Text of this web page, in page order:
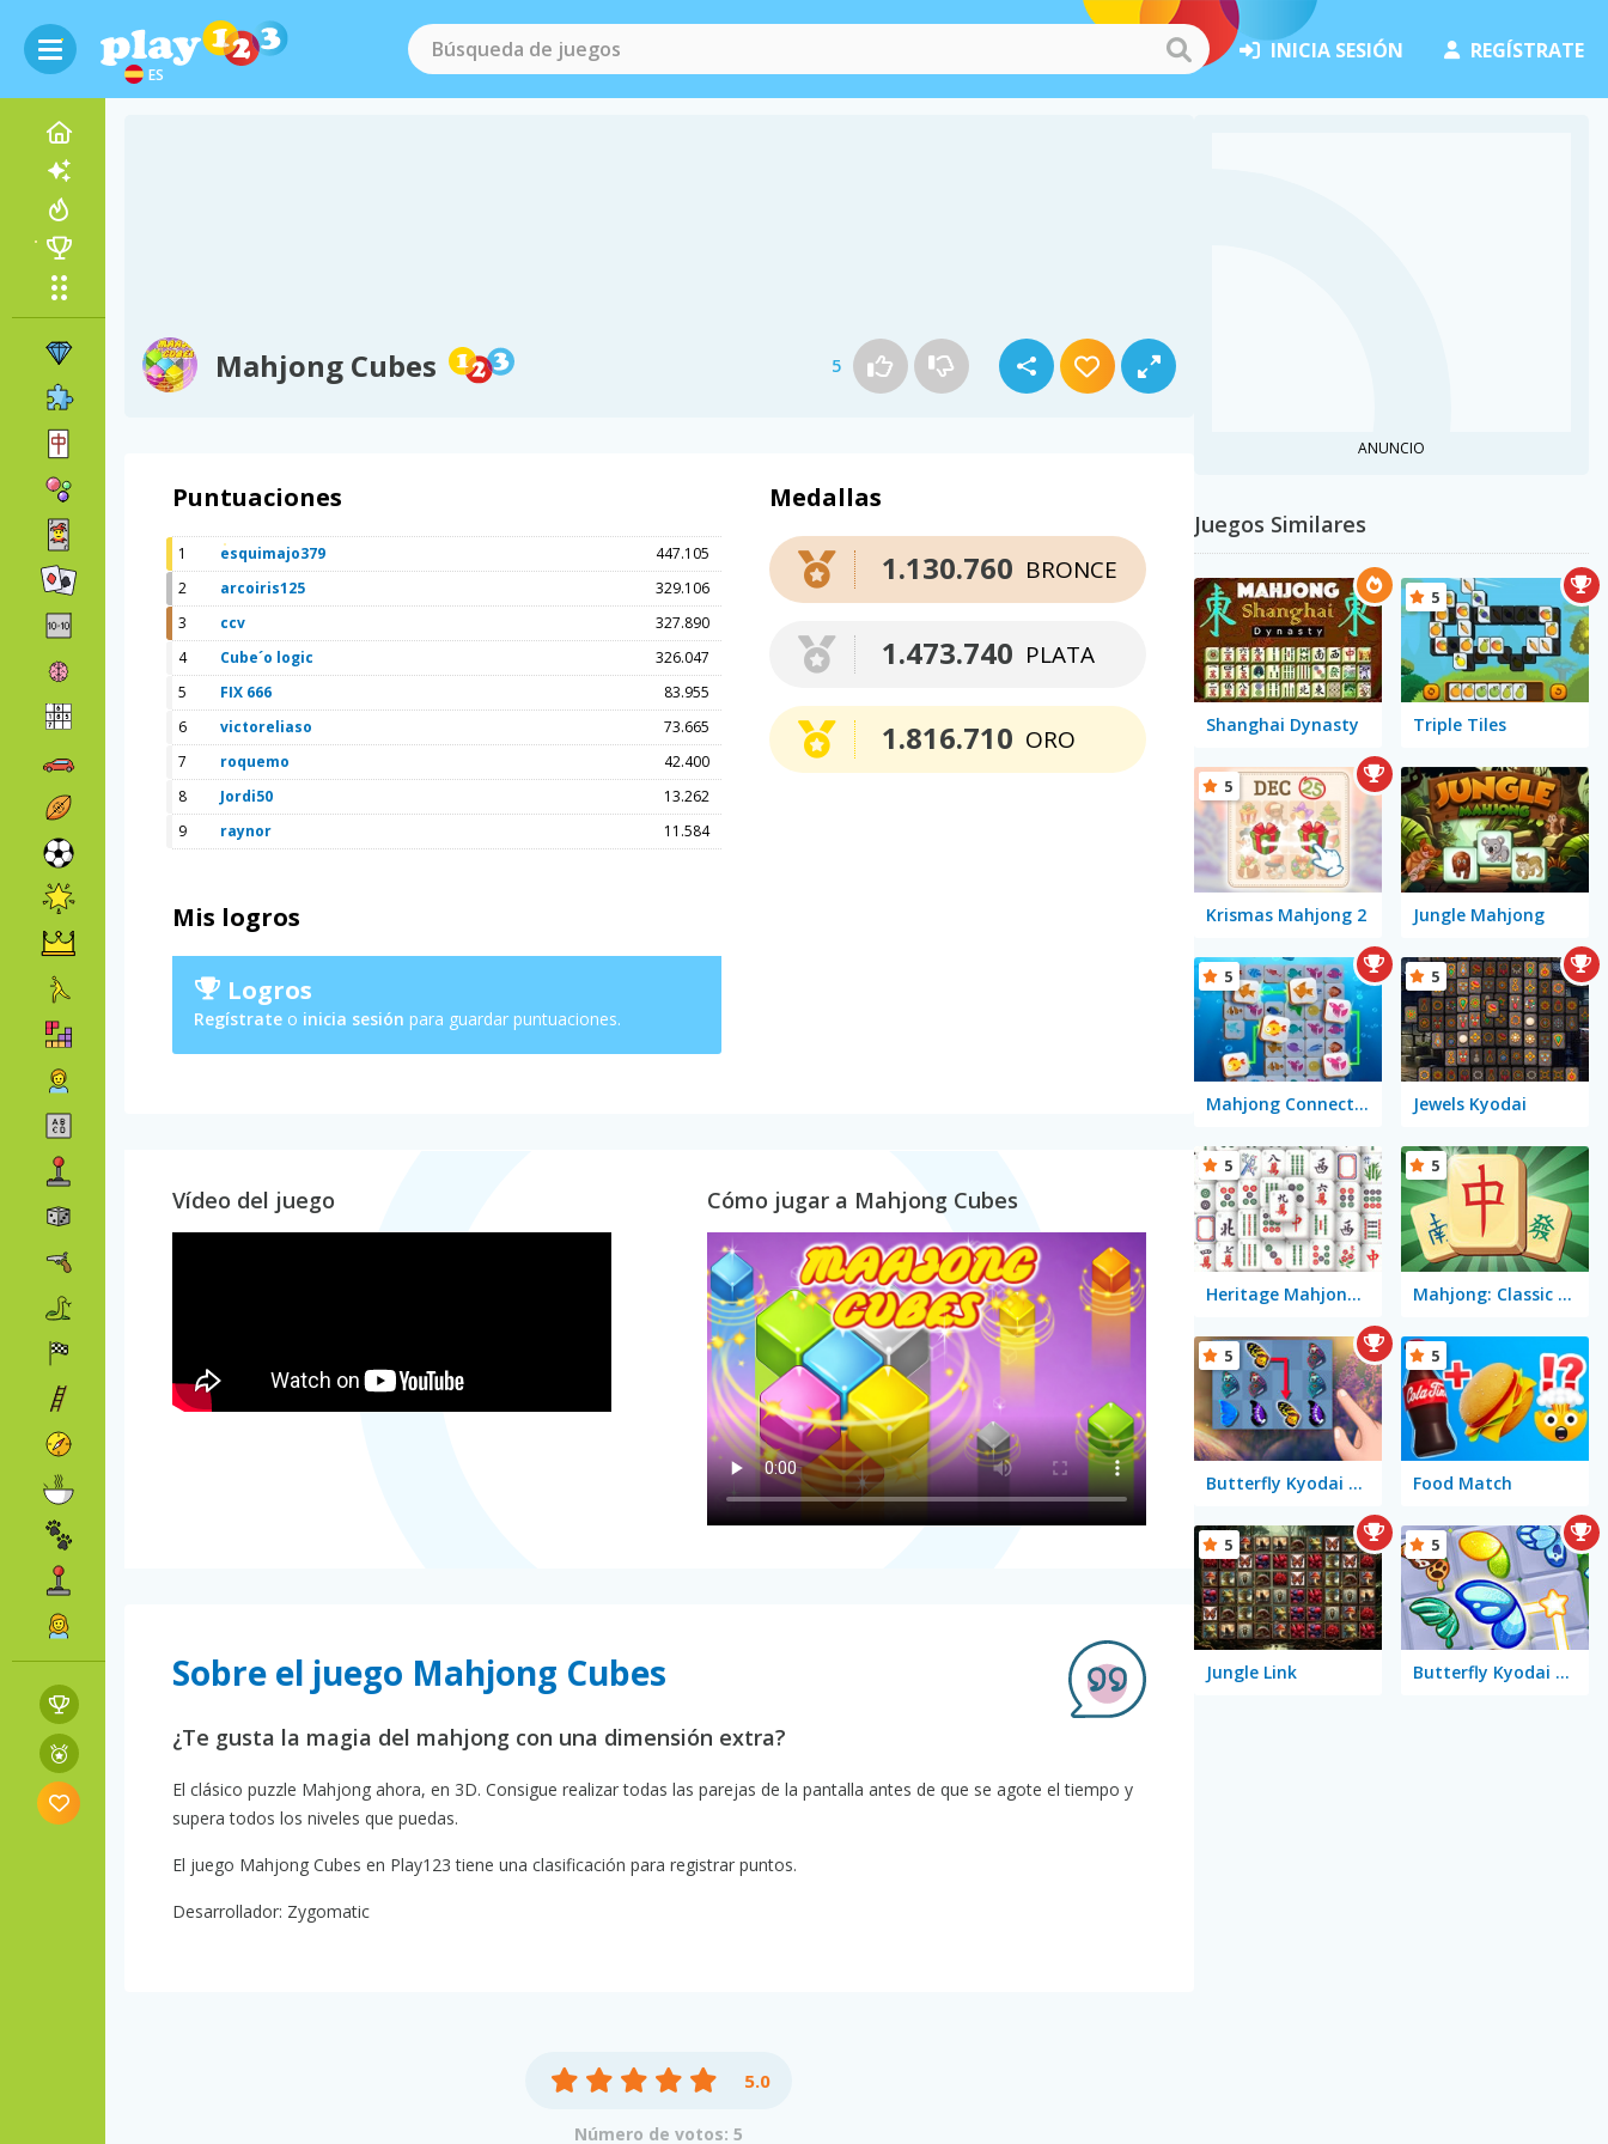
ES
INICIA SESIÓN REGÍSTRATE
Mahjong Cubes 5
Puntuaciones
1 esquimajo379
447.105
2
arcoiris125
329.106
3
ccv
327.890
4
Cube´o logic
326.047
5
FIX 666
83.955
6
victoreliaso
73.665
7
roquemo
42.400
8
Jordi50
13.262
9
raynor 11.584
Mis logros
Logros
Regístrate o inicia sesión para guardar puntuaciones.
Medallas
BRONCE
1.130.760
PLATA
1.473.740
ORO
1.816.710
Vídeo del juego Cómo jugar a Mahjong Cubes
Sobre el juego Mahjong Cubes
¿Te gusta la magia del mahjong con una dimensión extra?
El clásico puzzle Mahjong ahora, en 3D. Consigue realizar todas las parejas de la pantalla antes de que se agote el tiempo y
supera todos los niveles que puedas.
El juego Mahjong Cubes en Play123 tiene una clasificación para registrar puntos.
Desarrollador: Zygomatic
5.0
Número de votos: 5
ANUNCIO
Juegos Similares
Shanghai Dynasty Triple Tiles
5
Krismas Mahjong 2
5
Jungle Mahjong
Mahjong Connect Fish World
5
Jewels Kyodai
5
Heritage Mahjong Classic
5
Mahjong: Classic Tile Match
5
Butterfly Kyodai Deluxe 2
5
Food Match
5
Jungle Link
5
Butterfly Kyodai Rainbow
5